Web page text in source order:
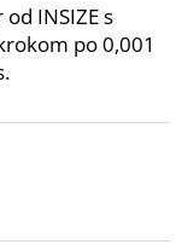
INSIZE s
po 0,001